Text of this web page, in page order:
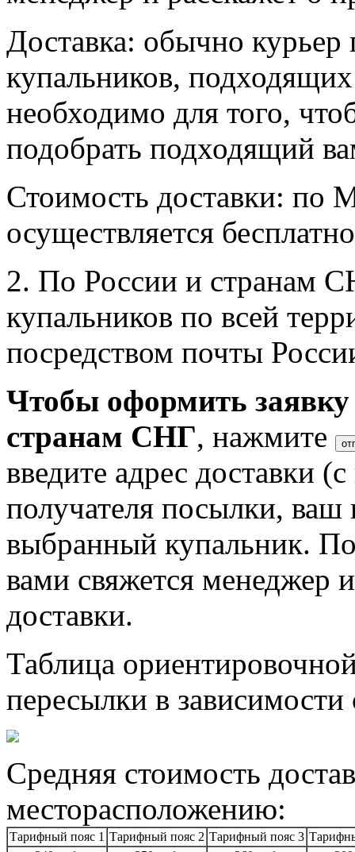
Доставка: обычно курьер
купальников,
необходимо для того,
подобрать подходящий
Стоимость доставки: по
осуществляется
2. По России и странам
купальников по всей
посредством почты
Чтобы оформить заявку
странам СНГ, нажмите
введите адрес доставки
получателя посылки, ваш
выбранный купальник.
вами свяжется менеджер
доставки.
Таблица
пересылки в
Средняя стоимость
месторасположению:
Тарифный пояс 1 Тарифный пояс 2 Тарифный пояс 3